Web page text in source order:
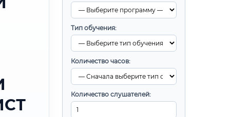
Тип обучения:
Количество часов:
Количество слушателей: